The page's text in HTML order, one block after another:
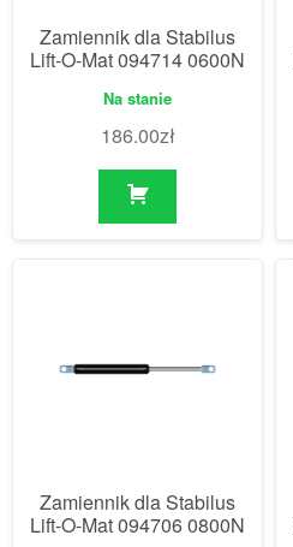
Zamiennik dla Stabilus
Lift-O-Mat 094714 0600N
Na stanie
186.00zł
Zamiennik dla Stabilus
Lift-O-Mat 094706 0800N